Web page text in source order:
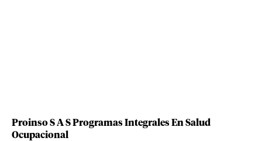
Proinso S A S Programas Integrales En Salud
Ocupacional